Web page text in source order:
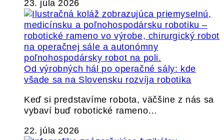
23. júla 2026
Od výrobných hál po operačné sály: kde
všade sa na Slovensku rozvíja robotika
Keď si predstavíme robota, väčšine z nás sa
vybaví buď robotické rameno…
22. júla 2026